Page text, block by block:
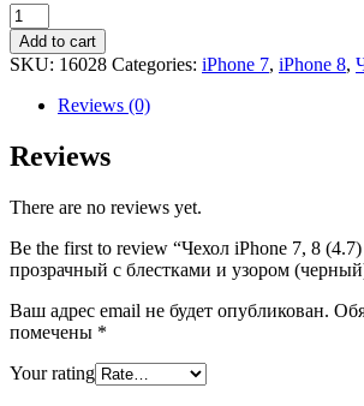
Чехол
iPhone
7,
8
(4.7)
силиконовый
прозрачный
с
и
(черный)
quantity
Add to cart
SKU: 16028 Categories: iPhone 7, iPhone 8,
Reviews (0)
Reviews
There are no reviews yet.
Be the first to review “Чехол iPhone 7, 8
прозрачный с блестками и узором
Ваш адрес email не будет опубликован.
помечены *
Your rating